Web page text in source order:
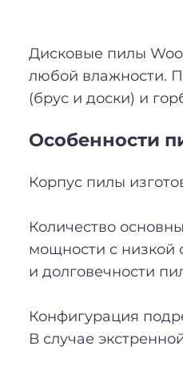
Дисковые пилы
любой влажности.
(брус и доски) и
Особенности
Корпус пилы
Количество
мощности с низкой
и долговечности
Конфигурация
В случае